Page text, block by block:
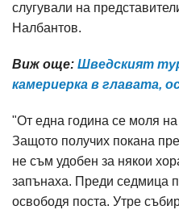
слугували на
Налбантов.
Виж още: Шведският
камериерка в главата,
"От една година се моля
Защото получих покана
не съм удобен за някои
запънаха. Преди седмица
освободя поста. Утре